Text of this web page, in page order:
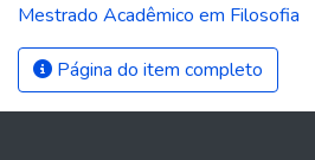
Mestrado Acadêmico em Filosofia
Página do item completo